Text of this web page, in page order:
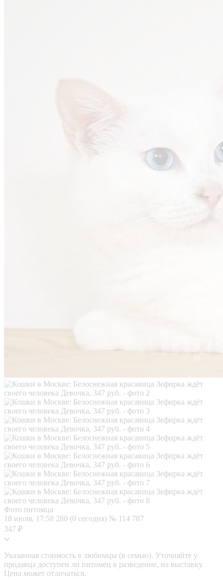
Фото питомца
18 июля, 17:58 280 (0 сегодня) № 114 787
347 ₽
Указанная стоимость в любимцы (в семью). Уточняйте у
продавца доступен ли питомец в разведение, на выставку.
Цена может отличаться.